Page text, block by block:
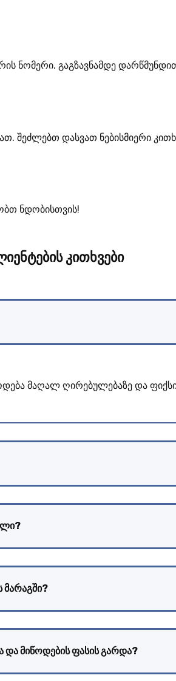
ნომერი. გაგზავნამდე
შეძლებთ დასვათ ნებისმიერი
ნდობისთვის!
კითხვები
მაღალ ღირებულებაზე და
მარაგში?
და მიწოდების ფასის გარდა?